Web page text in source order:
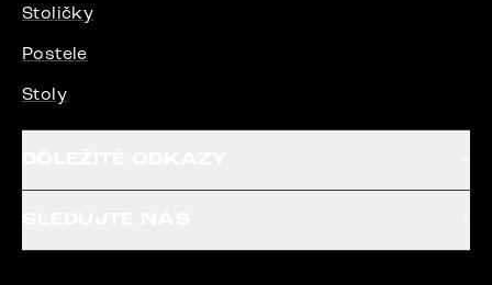
Stoličky
Postele
Stoly